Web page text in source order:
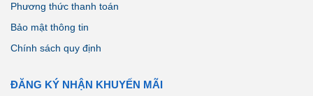
Phương thức thanh toán
Bảo mật thông tin
Chính sách quy định
ĐĂNG KÝ NHẬN KHUYẾN MÃI